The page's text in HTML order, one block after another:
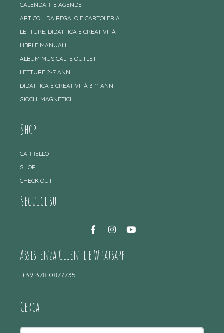
CALENDARI E AGENDE
ARTICOLI DA REGALO E CARTOLERIA
LETTURE, DIDATTICA E CREATIVITÀ
LIBRI E MANUALI
ALBUM MUSICALI E OUTLET
LETTURE 2-7 ANNI
DIDATTICA E CREATIVITÀ 3-11 ANNI
GIOCHI MAGNETICI
Shop
CARRELLO
SHOP
CHECK OUT
Seguici su
Assistenza Clienti e Whatsapp
+39 378 0877735
Cerca